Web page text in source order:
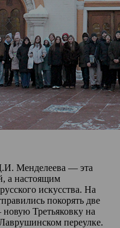
Менделеева — эта
а настоящим
искусства. На
покорять две
Третьяковку на
переулке.